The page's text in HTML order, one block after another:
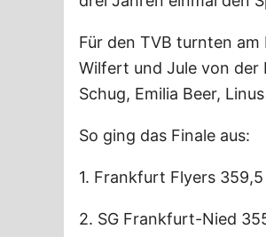
Für den TVB turnten am
Wilfert und Jule von der
Schug, Emilia Beer,
So ging das Finale aus:
1. Frankfurt Flyers 359,5
2. SG Frankfurt-Nied